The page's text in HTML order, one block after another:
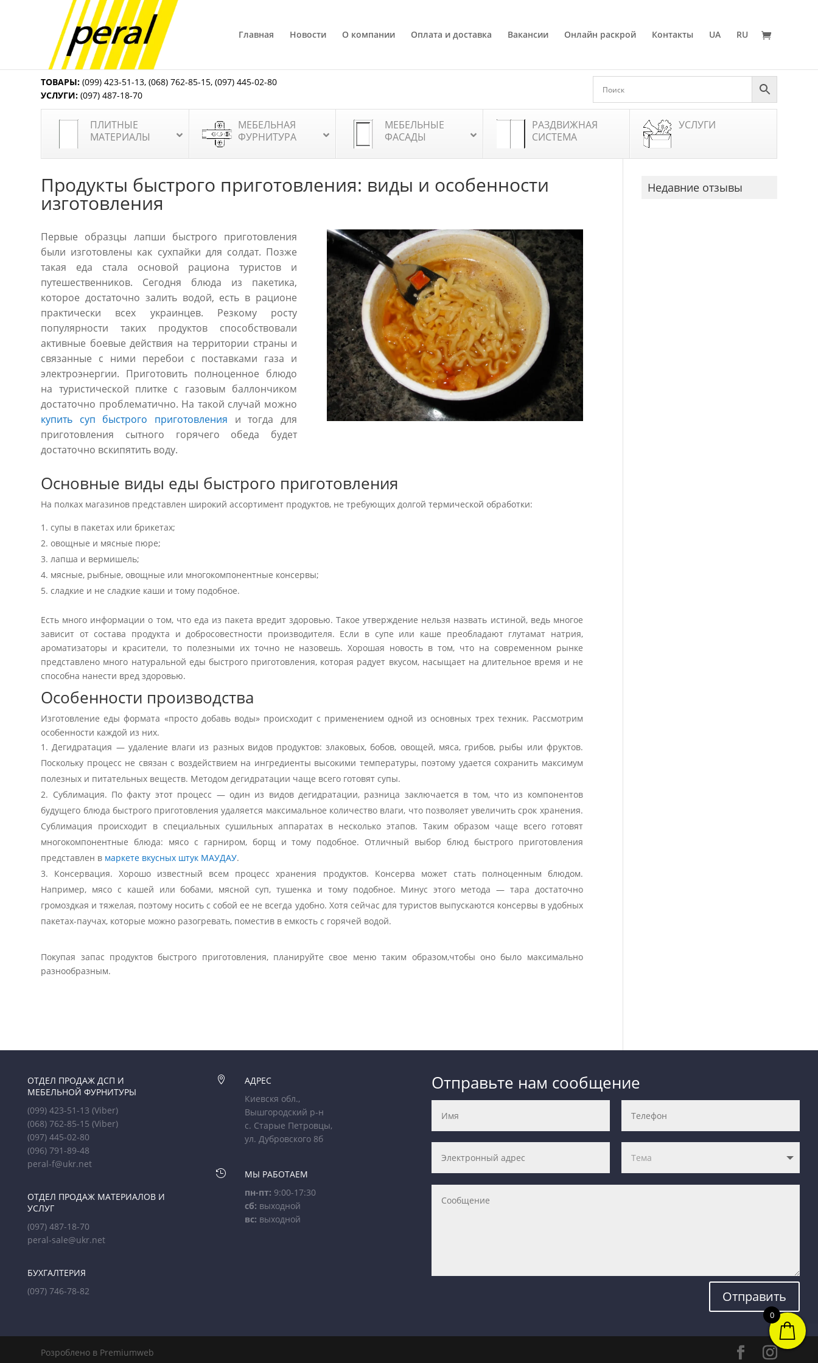
Главная Новости О компании Оплата и доставка Вакансии Онлайн раскрой Контакты UA RU
ТОВАРЫ: (099) 423-51-13,(068) 762-85-15,(097) 445-02-80
УСЛУГИ: (097) 487-18-70
ПЛИТНЫЕ
МАТЕРИАЛЫ
МЕБЕЛЬНАЯ
ФУРНИТУРА
МЕБЕЛЬНЫЕ
ФАСАДЫ
РАЗДВИЖНАЯ
СИСТЕМА
УСЛУГИ
Продукты быстрого приготовления: виды и особенности
изготовления
Первые образцы лапши быстрого приготовления
были изготовлены как сухпайки для солдат. Позже
такая еда стала основой рациона туристов и
путешественников. Сегодня блюда из пакетика,
которое достаточно залить водой, есть в рационе
практически всех украинцев. Резкому росту
популярности таких продуктов способствовали
активные боевые действия на территории страны и
связанные с ними перебои с поставками газа и
электроэнергии. Приготовить полноценное блюдо
на туристической плитке с газовым баллончиком
достаточно проблематично. На такой случай можно
купить суп быстрого приготовления и тогда для
приготовления сытного горячего обеда будет
достаточно вскипятить воду.
Основные виды еды быстрого приготовления
На полках магазинов представлен широкий ассортимент продуктов, не требующих долгой термической обработки:
супы в пакетах или брикетах;
овощные и мясные пюре;
лапша и вермишель;
мясные, рыбные, овощные или многокомпонентные консервы;
сладкие и не сладкие каши и тому подобное.
Есть много информации о том, что еда из пакета вредит здоровью. Такое утверждение нельзя назвать истиной, ведь многое
зависит от состава продукта и добросовестности производителя. Если в супе или каше преобладают глутамат натрия,
ароматизаторы и красители, то полезными их точно не назовешь. Хорошая новость в том, что на современном рынке
представлено много натуральной еды быстрого приготовления, которая радует вкусом, насыщает на длительное время и не
способна нанести вред здоровью.
Особенности производства
Изготовление еды формата «просто добавь воды» происходит с применением одной из основных трех техник. Рассмотрим
особенности каждой из них.
Дегидратация — удаление влаги из разных видов продуктов: злаковых, бобов, овощей, мяса, грибов, рыбы или фруктов.
Поскольку процесс не связан с воздействием на ингредиенты высокими температуры, поэтому удается сохранить максимум
полезных и питательных веществ. Методом дегидратации чаще всего готовят супы.
Сублимация. По факту этот процесс — один из видов дегидратации, разница заключается в том, что из компонентов
будущего блюда быстрого приготовления удаляется максимальное количество влаги, что позволяет увеличить срок хранения.
Сублимация происходит в специальных сушильных аппаратах в несколько этапов. Таким образом чаще всего готовят
многокомпонентные блюда: мясо с гарниром, борщ и тому подобное. Отличный выбор блюд быстрого приготовления
представлен в маркете вкусных штук МАУДАУ.
Консервация. Хорошо известный всем процесс хранения продуктов. Консерва может стать полноценным блюдом.
Например, мясо с кашей или бобами, мясной суп, тушенка и тому подобное. Минус этого метода — тара достаточно
громоздкая и тяжелая, поэтому носить с собой ее не всегда удобно. Хотя сейчас для туристов выпускаются консервы в удобных
пакетах-паучах, которые можно разогревать, поместив в емкость с горячей водой.
Покупая запас продуктов быстрого приготовления, планируйте свое меню таким образом,чтобы оно было максимально
разнообразным.
Недавние отзывы
ОТДЕЛ ПРОДАЖ ДСП И
МЕБЕЛЬНОЙ ФУРНИТУРЫ
(099) 423-51-13(Viber)
(068) 762-85-15(Viber)
(097) 445-02-80
(096) 791-89-48
peral-f@ukr.net
ОТДЕЛ ПРОДАЖ МАТЕРИАЛОВ И
УСЛУГ
(097) 487-18-70
peral-sale@ukr.net
БУХГАЛТЕРИЯ
(097) 746-78-82

АДРЕС
Киевскя обл.,
Вышгородский р-н
с. Старые Петровцы,
ул. Дубровского 8б

МЫ РАБОТАЕМ
пн-пт: 9:00-17:30
сб: выходной
вс: выходной
Отправьте нам сообщение
Отправить
Розроблено в Premiumweb
0